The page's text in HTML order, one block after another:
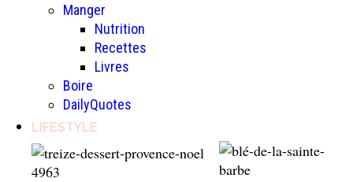
Manger
Nutrition
Recettes
Livres
Boire
DailyQuotes
LIFESTYLE
4963